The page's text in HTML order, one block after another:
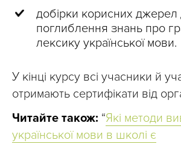
добірки корисних джерел
поглиблення знань про
лексику української мови.
У кінці курсу всі учасники й
отримають сертифікати від
Читайте також: “Які методи
української мови в школі є